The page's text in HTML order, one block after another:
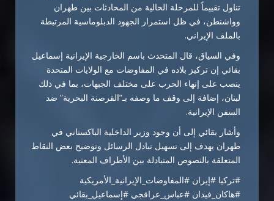
تناول تقييماً للمرحلة الحالية من المحادثات بين طهران
وواشنطن، في ظل استمرار الجهود الدبلوماسية المرتبطة
بالملف الإيراني.
وفي السياق، قال المتحدث باسم الخارجية الإيرانية إسماعيل
بقائي إن تركيز بلاده في المفاوضات مع الولايات المتحدة
ينصب على إنهاء الحرب على مختلف الجبهات، بما في ذلك
لبنان، إضافة إلى وقف ما وصفه بـ”القرصنة البحرية” ضد
السفن الإيرانية.
وأشار بقائي إلى أن وجود وزير الداخلية الباكستاني في
طهران يهدف إلى تسهيل تبادل الرسائل وتوضيح بعض النقاط
المتعلقة بالنصوص المتبادلة بين الأطراف المعنية.
#تركيا #إيران #المفاوضات_الإيرانية_الأمريكية
#هاكان_فيدان #عباس_عراقجي #إسماعيل_بقائي